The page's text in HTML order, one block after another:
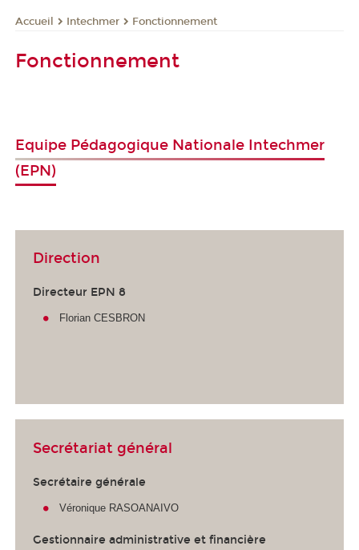
Accueil Intechmer Fonctionnement
Fonctionnement
Equipe Pédagogique Nationale Intechmer
(EPN)
Direction
Directeur EPN 8
Florian CESBRON
Secrétariat général
Secrétaire générale
Véronique RASOANAIVO
Gestionnaire administrative et financière